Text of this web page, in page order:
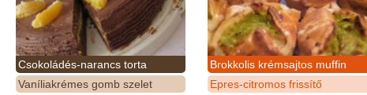
Csokoládés-narancs torta
Vaníliakrémes gomb szelet
Brokkolis krémsajtos muffin
Epres-citromos frissítő